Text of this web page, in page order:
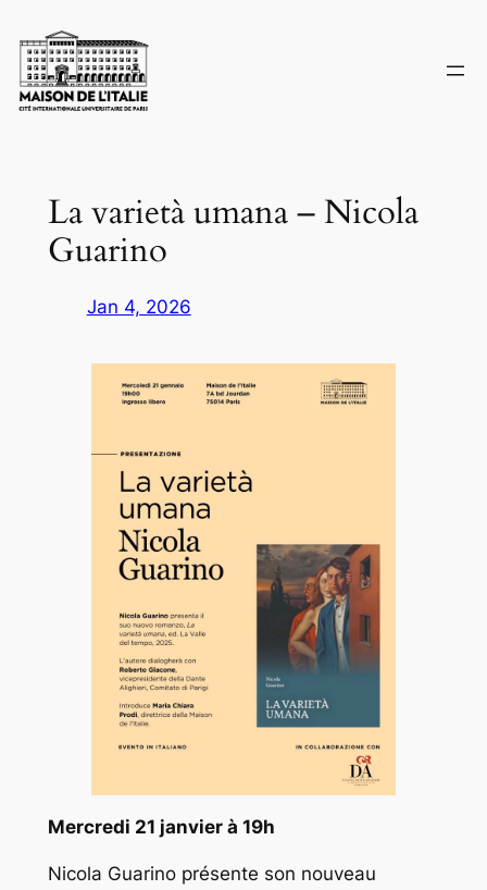
to
content
La varietà umana – Nicola
Guarino
Jan 4, 2026
Mercredi 21 janvier à 19h
Nicola Guarino présente son nouveau